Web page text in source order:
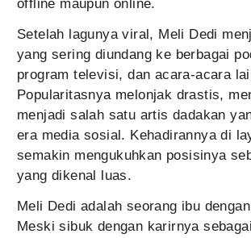
offline maupun online.
Setelah lagunya viral, Meli Dedi
yang sering diundang ke berbagai
program televisi, dan acara-acara
Popularitasnya melonjak drastis,
menjadi salah satu artis dadakan
era media sosial. Kehadirannya di
semakin mengukuhkan posisinya
yang dikenal luas.
Meli Dedi adalah seorang ibu
Meski sibuk dengan karirnya